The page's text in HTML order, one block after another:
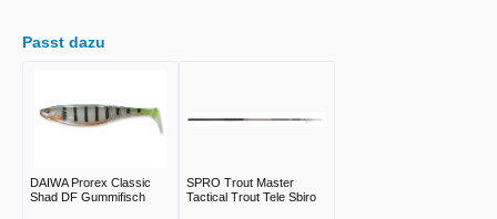
Passt dazu
DAIWA Prorex Classic
Shad DF Gummifisch
SPRO Trout Master
Tactical Trout Tele Sbiro